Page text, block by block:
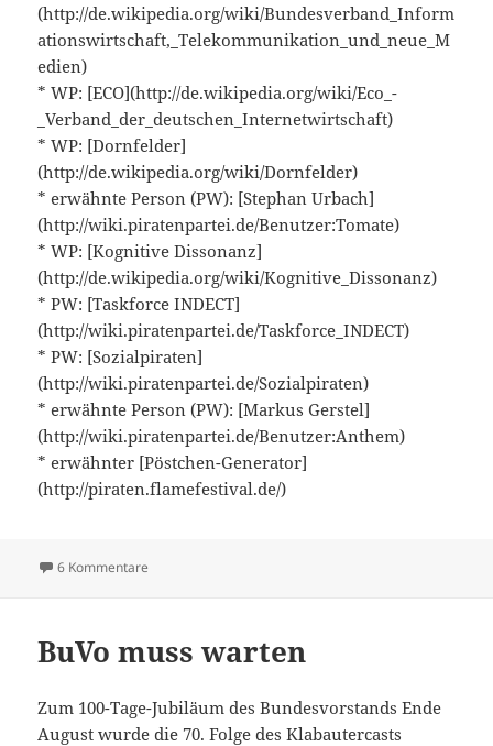
(http://de.wikipedia.org/wiki/Bundesverband_Inform
ationswirtschaft,_Telekommunikation_und_neue_M
edien)
* WP: [ECO](http://de.wikipedia.org/wiki/Eco_-
_Verband_der_deutschen_Internetwirtschaft)
* WP: [Dornfelder]
(http://de.wikipedia.org/wiki/Dornfelder)
* erwähnte Person (PW): [Stephan Urbach]
(http://wiki.piratenpartei.de/Benutzer:Tomate)
* WP: [Kognitive Dissonanz]
(http://de.wikipedia.org/wiki/Kognitive_Dissonanz)
* PW: [Taskforce INDECT]
(http://wiki.piratenpartei.de/Taskforce_INDECT)
* PW: [Sozialpiraten]
(http://wiki.piratenpartei.de/Sozialpiraten)
* erwähnte Person (PW): [Markus Gerstel]
(http://wiki.piratenpartei.de/Benutzer:Anthem)
* erwähnter [Pöstchen-Generator]
(http://piraten.flamefestival.de/)
6 Kommentare
BuVo muss warten
Zum 100-Tage-Jubiläum des Bundesvorstands Ende
August wurde die 70. Folge des Klabautercasts